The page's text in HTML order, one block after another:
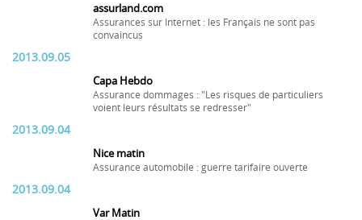
assurland.com
Assurances sur Internet : les Français ne sont pas
convaincus
2013.09.05
Capa Hebdo
Assurance dommages : "Les risques de particuliers
voient leurs résultats se redresser"
2013.09.04
Nice matin
Assurance automobile : guerre tarifaire ouverte
2013.09.04
Var Matin